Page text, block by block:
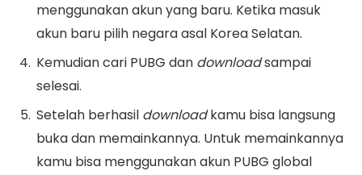
menggunakan akun yang baru. Ketika masuk
akun baru pilih negara asal Korea Selatan.
Kemudian cari PUBG dan downloadsampai
selesai.
Setelah berhasil downloadkamu bisa langsung
buka dan memainkannya. Untuk memainkannya
kamu bisa menggunakan akun PUBG global